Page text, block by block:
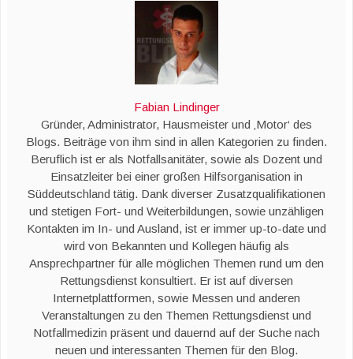
Fabian Lindinger
Gründer, Administrator, Hausmeister und ‚Motor‘ des
Blogs. Beiträge von ihm sind in allen Kategorien zu finden.
Beruflich ist er als Notfallsanitäter, sowie als Dozent und
Einsatzleiter bei einer großen Hilfsorganisation in
Süddeutschland tätig. Dank diverser Zusatzqualifikationen
und stetigen Fort- und Weiterbildungen, sowie unzähligen
Kontakten im In- und Ausland, ist er immer up-to-date und
wird von Bekannten und Kollegen häufig als
Ansprechpartner für alle möglichen Themen rund um den
Rettungsdienst konsultiert. Er ist auf diversen
Internetplattformen, sowie Messen und anderen
Veranstaltungen zu den Themen Rettungsdienst und
Notfallmedizin präsent und dauernd auf der Suche nach
neuen und interessanten Themen für den Blog.